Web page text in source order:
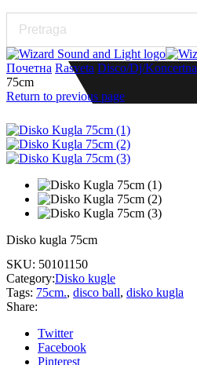
Почетна Rasveta Disco/Dj/Koncertna
75cm
Return to previous page
Disko kugla 75cm
SKU: 50101150
Category:Disko kugle
Tags: 75cm., disco ball, disko kugla
Share:
Twitter
Facebook
Pinterest